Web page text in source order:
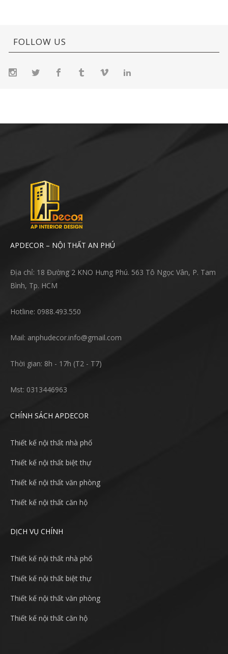
FOLLOW US
APDECOR – NỘI THẤT AN PHÚ
Địa chỉ: 18 Đường 2 KNO Hưng Phú. 563 Tô Ngọc Vân, P. Tam
Bình, Tp. HCM
Hotline: 0988.493.550
Mail: anphudecor.info@gmail.com
Thời gian: 8h - 17h (T2 - T7)
Mst: 0313446963
CHÍNH SÁCH APDECOR
Thiết kế nội thất nhà phố
Thiết kế nội thất biệt thự
Thiết kế nội thất văn phòng
Thiết kế nội thất căn hộ
DỊCH VỤ CHÍNH
Thiết kế nội thất nhà phố
Thiết kế nội thất biệt thự
Thiết kế nội thất văn phòng
Thiết kế nội thất căn hộ